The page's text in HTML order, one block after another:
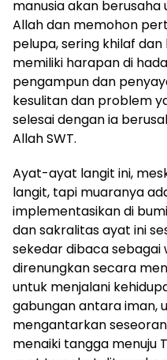
manusia akan
Allah dan memohon
pelupa, sering khilaf
memiliki harapan di
pengampun dan
kesulitan dan problem
selesai dengan ia
Allah SWT.
Ayat-ayat langit ini,
langit, tapi muaranya
implementasikan di
dan sakralitas ayat ini
sekedar dibaca sebagai
direnungkan secara
untuk menjalani
gabungan antara iman,
mengantarkan
menaiki tangga menuju